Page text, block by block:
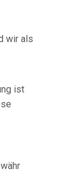
wir als
ist